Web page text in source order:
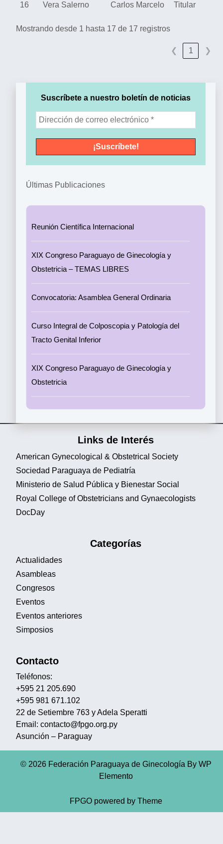
16 Vera Salerno Carlos Marcelo Titular
Mostrando desde 1 hasta 17 de 17 registros
❮ 1 ❯
Suscríbete a nuestro boletín de noticias
Últimas Publicaciones
Reunión Científica Internacional
XIX Congreso Paraguayo de Ginecología y
Obstetricia – TEMAS LIBRES
Convocatoria: Asamblea General Ordinaria
Curso Integral de Colposcopia y Patología del
Tracto Genital Inferior
XIX Congreso Paraguayo de Ginecología y
Obstetricia
Links de Interés
American Gynecological & Obstetrical Society
Sociedad Paraguaya de Pediatría
Ministerio de Salud Pública y Bienestar Social
Royal College of Obstetricians and Gynaecologists
DocDay
Categorías
Actualidades
Asambleas
Congresos
Eventos
Eventos anteriores
Simposios
Contacto
Teléfonos:
+595 21 205.690
+595 981 671.102
22 de Setiembre 763 y Adela Speratti
Email: contacto@fpgo.org.py
Asunción – Paraguay
© 2026 Federación Paraguaya de Ginecología By WP
Elemento
FPGO powered by Theme